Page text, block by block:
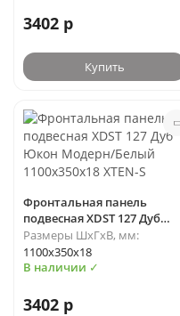
3402 р
Купить
Фронтальная панель
подвесная XDST 127 Дуб
Юкон Модерн/Белый
1100х350х18 XTEN-S
Размеры ШхГхВ, мм:
1100х350х18
В наличии ✓
3402 р